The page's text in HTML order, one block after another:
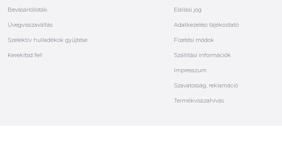
Bevásárlólisták
Üvegvisszaváltás
Szelektív hulladékok gyűjtése
Kerekítsd fel!
Elállási jog
Adatkezelési tájékoztató
Fizetési módok
Szállítási információk
Impresszum
Szavatosság, reklamáció
Termékvisszahívás